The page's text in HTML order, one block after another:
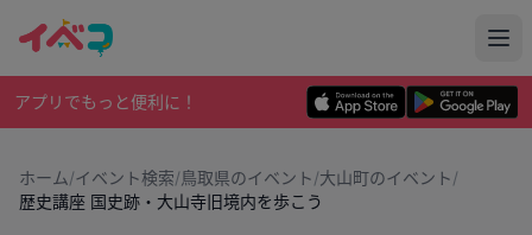
アプリでもっと便利に！
ホーム/イベント検索/鳥取県のイベント/大山町のイベント/
歴史講座 国史跡・大山寺旧境内を歩こう